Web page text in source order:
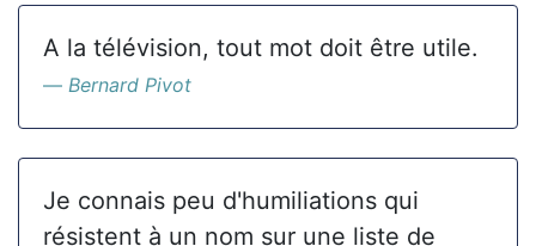
A la télévision, tout mot doit être utile.
Bernard Pivot
Je connais peu d'humiliations qui
résistent à un nom sur une liste de